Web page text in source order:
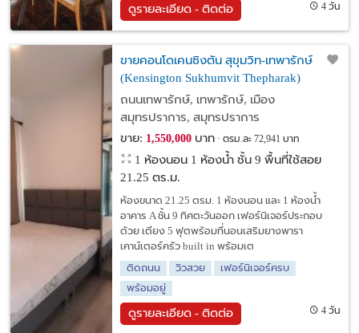
ดูรายละเอียด - ติดต่อ 4 วัน
ขายคอนโดเคนซิงตัน สุขุมวิท-เทพารักษ์
(Kensington Sukhumvit Thepharak)
ถนนเทพารักษ์, เทพารักษ์, เมือง
สมุทรปราการ, สมุทรปราการ
ขาย: 1,550,000บาท ตรม.ละ 72,941 บาท
1 ห้องนอน 1 ห้องน้ำ ชั้น 9 พื้นที่ใช้สอย
21.25 ตร.ม.
ห้องขนาด 21.25 ตรม. 1 ห้องนอน และ 1 ห้องน้ำ
อาคาร A ชั้น 9 ทิศตะวันออก เฟอร์นิเจอร์ประกอบ
ด้วย เตียง 5 ฟุตพร้อมที่นอนเสริมยางพารา
เคาน์เตอร์ครัว built in พร้อมเต
ติดถนน
วิวสวย
เฟอร์นิเจอร์ครบ
พร้อมอยู่
ดูรายละเอียด - ติดต่อ 4 วัน